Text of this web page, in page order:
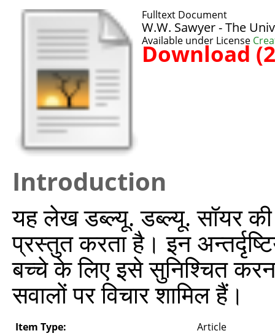
Fulltext Document
W.W. Sawyer - The
Available under License
Download
Introduction
यह लेख डब्ल्यू. डब्ल्यू. सॉयर की
प्रस्तुत करता है। इन
बच्चे के लिए इसे सुनिश्चित
सवालों पर विचार शामिल हैं।
Item Type:
Article